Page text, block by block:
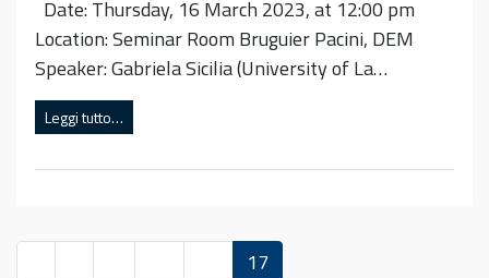
Date: Thursday, 16 March 2023, at 12:00 pm
Location: Seminar Room Bruguier Pacini, DEM
Speaker: Gabriela Sicilia (University of La…
Leggi tutto…
17